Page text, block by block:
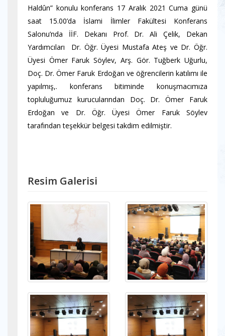
Haldûn” konulu konferans 17 Aralık 2021 Cuma günü
saat 15.00’da İslami İlimler Fakültesi Konferans
Salonu’nda İİF. Dekanı Prof. Dr. Ali Çelik, Dekan
Yardımcıları Dr. Öğr. Üyesi Mustafa Ateş ve Dr. Öğr.
Üyesi Ömer Faruk Söylev, Arş. Gör. Tuğberk Uğurlu,
Doç. Dr. Ömer Faruk Erdoğan ve öğrencilerin katılımı ile
yapılmış,. konferans bitiminde konuşmacımıza
topluluğumuz kurucularından Doç. Dr. Ömer Faruk
Erdoğan ve Dr. Öğr. Üyesi Ömer Faruk Söylev
tarafından teşekkür belgesi takdim edilmiştir.
Resim Galerisi